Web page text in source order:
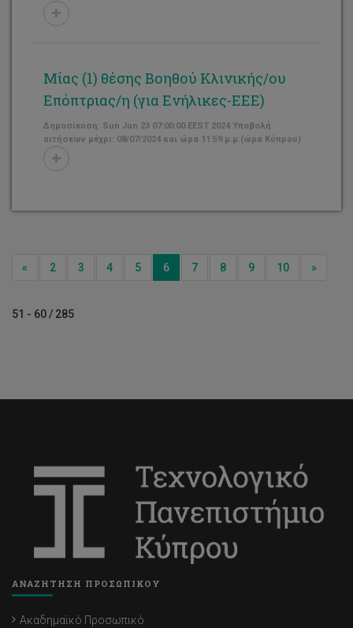
Μίας (1) θέσης Βοηθού Κλινικής/ου
Επόπτριας/η (για Ενήλικες-ΕΕΕ)
Δημοσίευση: Sun Jun 23 07:00:00 EEST 2024 Υποβολή
αιτήσεων μέχρι: 08/07/2024 και ώρα 11:59 μ.μ.(ώρα Κύπρου)
« Previous
2 3 4 5 6 7 8 9 10 »
51 - 60 / 285
ΑΝΑΖΗΤΗΣΗ ΠΡΟΣΩΠΙΚΟΥ
Ακαδημαϊκό Προσωπικό